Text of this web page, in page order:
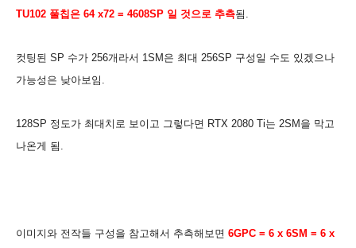
TU102 풀칩은 64 x72 = 4608SP 일 것으로 추측됨.
컷팅된 SP 수가 256개라서 1SM은 최대 256SP 구성일 수도 있겠으나
가능성은 낮아보임.
128SP 정도가 최대치로 보이고 그렇다면 RTX 2080 Ti는 2SM을 막고
나온게 됨.
이미지와 전작들 구성을 참고해서 추측해보면 6GPC = 6 x 6SM = 6 x